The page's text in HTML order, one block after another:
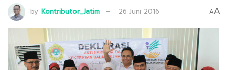
by Kontributor_Jatim 26 Juni 2016 AA